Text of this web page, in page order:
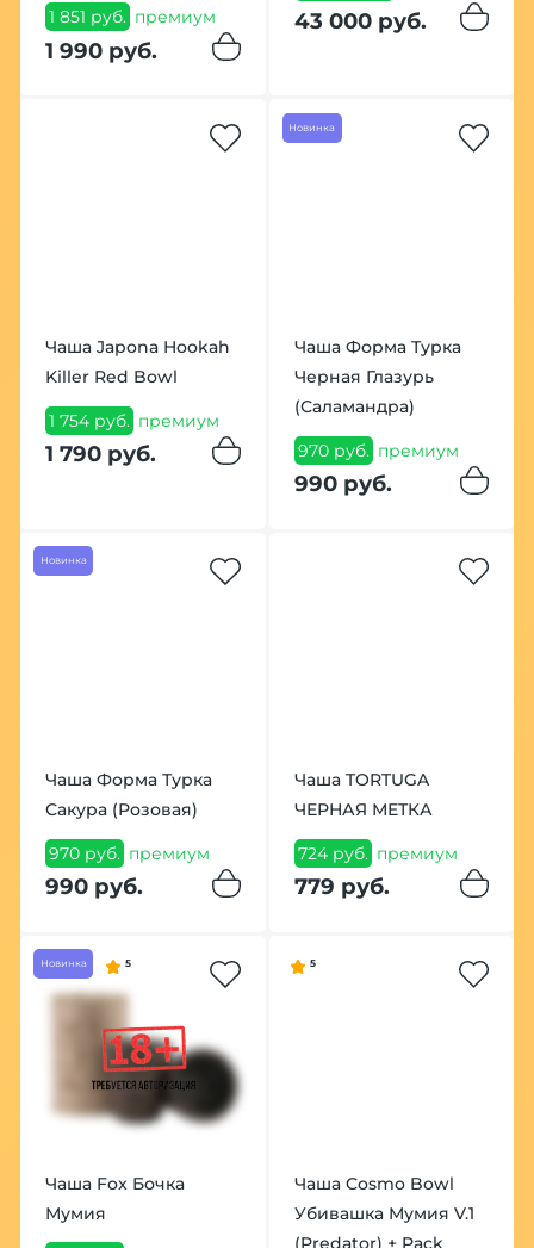
1 851 руб. премиум
1 990 руб.
43 000 руб.
Чаша Japona Hookah
Killer Red Bowl
1 754 руб. премиум
1 790 руб.
Новинка
Чаша Форма Турка
Черная Глазурь
(Саламандра)
970 руб. премиум
990 руб.
Новинка
Чаша Форма Турка
Сакура (Розовая)
970 руб. премиум
990 руб.
Чаша TORTUGA
ЧЕРНАЯ МЕТКА
724 руб. премиум
779 руб.
Новинка 5
Чаша Fox Бочка
Мумия
5
Чаша Cosmo Bowl
Убивашка Мумия V.1
(Predator) + Pack